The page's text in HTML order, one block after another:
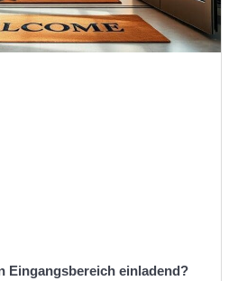
Eingangsbereich einladend?